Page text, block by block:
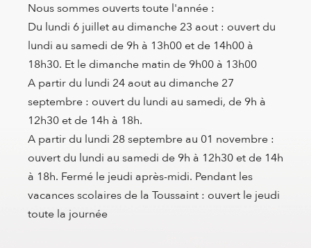
Nous sommes ouverts toute l'année :
Du lundi 6 juillet au dimanche 23 aout : ouvert du
lundi au samedi de 9h à 13h00 et de 14h00 à
18h30. Et le dimanche matin de 9h00 à 13h00
A partir du lundi 24 aout au dimanche 27
septembre : ouvert du lundi au samedi, de 9h à
12h30 et de 14h à 18h.
A partir du lundi 28 septembre au 01 novembre :
ouvert du lundi au samedi de 9h à 12h30 et de 14h
à 18h. Fermé le jeudi après-midi. Pendant les
vacances scolaires de la Toussaint : ouvert le jeudi
toute la journée